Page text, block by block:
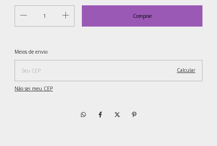
Entregas para o CEP:
Meios de envio
Calcular
Não sei meu CEP